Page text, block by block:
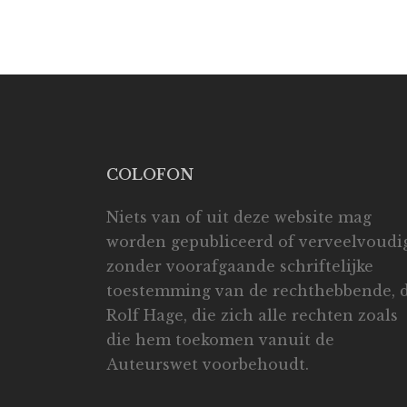
COLOFON
Niets van of uit deze website mag
worden gepubliceerd of
zonder voorafgaande schriftelijke
toestemming van de rechthebbende,
Rolf Hage, die zich alle rechten zoals
die hem toekomen vanuit de
Auteurswet voorbehoudt.